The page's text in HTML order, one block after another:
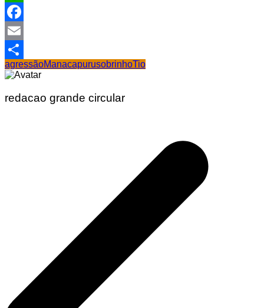
WhatsApp
Facebook
Email
Share
agressãoManacapurusobrinhoTio
redacao grande circular